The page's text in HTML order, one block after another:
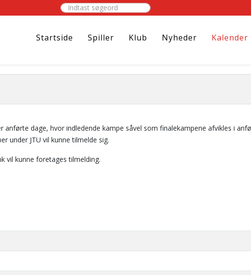
Indtast søgeord
Startside Spiller Klub Nyheder Kalender
anførte dage, hvor indledende kampe såvel som finalekampene afvikles i
under JTU vil kunne tilmelde sig.
vil kunne foretages tilmelding.